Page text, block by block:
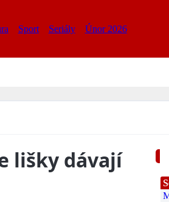
Sport Seriály Únor 2026
lišky dávají